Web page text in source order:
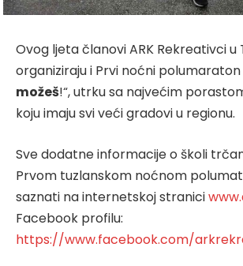
Ovog ljeta članovi ARK Rekreativci u
organiziraju i Prvi noćni polumaraton
možeš!“, utrku sa najvećim
koju imaju svi veći gradovi u regionu.
Sve dodatne informacije o školi
Prvom tuzlanskom noćnom
saznati na internetskoj stranici
Facebook profilu:
https://www.facebook.com/